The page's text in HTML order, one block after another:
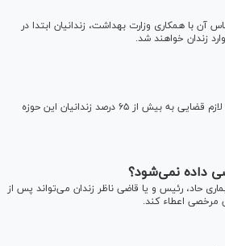
آن با همکاری وزارت بهداشت، زندانیان ابتدا در
عتباتی گفت: در راستای اجرای دستورالعمل صادره از ریاست قوه قضاییه و با اخذ تدابیر لازم قضایی به بیش از ۶۵ درصد زندانیان این حوزه
داده نمی‌شود؟
حاد، رئیس و یا قاضی ناظر زندان می‌تواند پس از